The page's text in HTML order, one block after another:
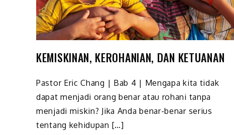
KEMISKINAN, KEROHANIAN, DAN KETUANAN
Pastor Eric Chang | Bab 4 | Mengapa kita tidak
dapat menjadi orang benar atau rohani tanpa
menjadi miskin? Jika Anda benar-benar serius
tentang kehidupan […]